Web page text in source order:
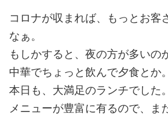
コロナが収まれば、もっとお客
なぁ。
もしかすると、夜の方が多いの
中華でちょっと飲んで夕食とか。
本日も、大満足のランチでした。
メニューが豊富に有るので、ま